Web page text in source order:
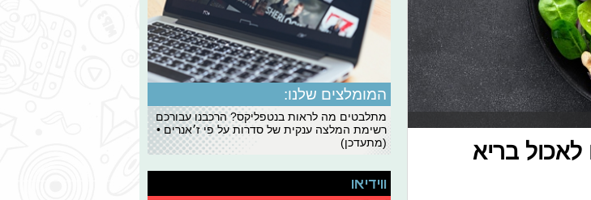
בריא
המומלצים שלנו:
מתלבטים מה לראות בנטפליקס? הרכבנו עבורכם
רשימת המלצה ענקית של סדרות על פי ז׳אנרים •
(מתעדכן)
ווידיאו